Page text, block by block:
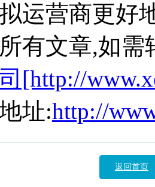
运营商更好
有文章,如需
[http://
址:http://
返回首页